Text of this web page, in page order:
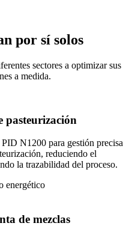
por sí solos
sectores a optimizar sus
a medida.
pasteurización
N1200 para gestión precisa
reduciendo el
la trazabilidad del proceso.
energético
de mezclas